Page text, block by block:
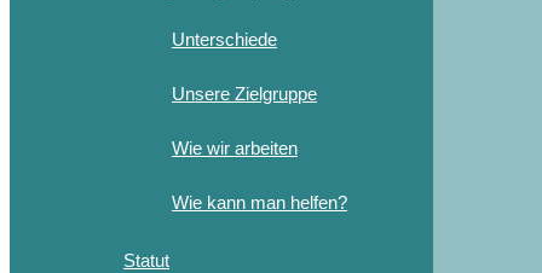
Unterschiede
Unsere Zielgruppe
Wie wir arbeiten
Wie kann man helfen?
Statut